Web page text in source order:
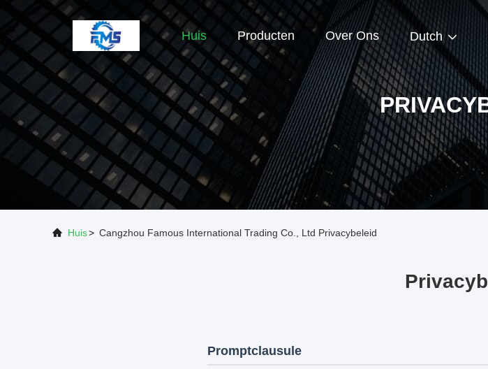
Huis Producten Over Ons Dutch
Huis> Cangzhou Famous International Trading Co., Ltd Privacybeleid
Promptclausule